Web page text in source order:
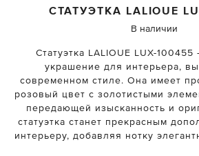
СТАТУЭТКА LALIOUE
В наличии
Статуэтка LALIOUE LUX-100455
украшение для интерьера,
современном стиле. Она имеет
розовый цвет с золотистыми
передающей изысканность и
статуэтка станет прекрасным
интерьеру, добавляя нотку